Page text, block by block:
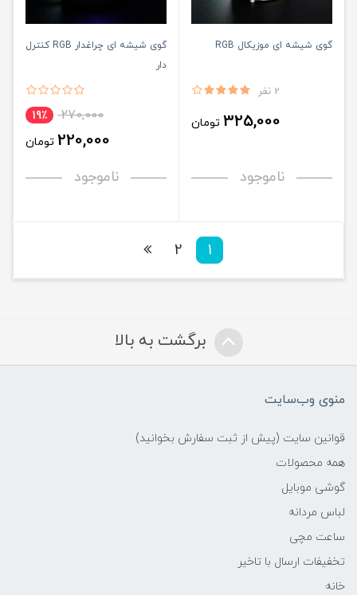
گوی شیشه ای موزیکال RGB
2 نفر
325,000 تومان
ناموجود
گوی شیشه ای چراغدار RGB کنترل
دار
270,000 19٪
220,000 تومان
ناموجود
1
2
برگشت به بالا
منوی وب‌سایت
قوانین سایت (پیش از ثبت سفارش بخوانید)
همه محصولات
گوشی موبایل
لباس مردانه
ساعت مچی
تخفیفات ارسال با تاخیر
خانه